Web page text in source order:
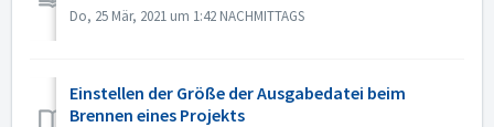
Do, 25 Mär, 2021 um 1:42 NACHMITTAGS
Einstellen der Größe der Ausgabedatei beim
Brennen eines Projekts